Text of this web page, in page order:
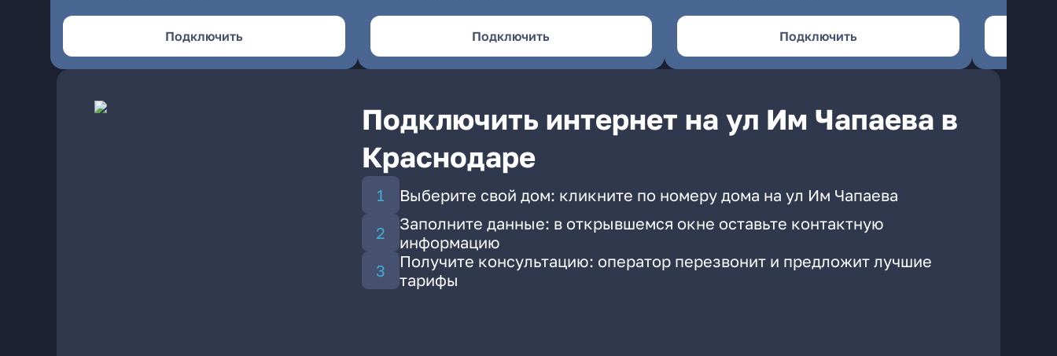
Подключить Подключить Подключить
Подключить интернет на ул Им Чапаева в
Краснодаре
Выберите свой дом: кликните по номеру дома на ул Им Чапаева
Заполните данные: в открывшемся окне оставьте контактную
информацию
Получите консультацию: оператор перезвонит и предложит лучшие
тарифы